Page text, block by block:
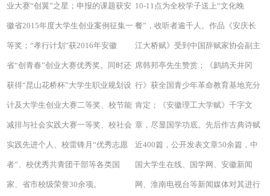
业大赛“创翼”之星；申报的课题获安
徽省2015年度大学生创业案例征集一
等奖；“孝行计划”获2016年安徽
省“创青春”创业大赛优秀奖。同时还
获得“昆山花桥杯”大学生职业规划设
计及大学生创业大赛二等奖、校节能
减排与社会实践大赛一等奖、校社会
实践先进个人、校雷锋月“优秀志愿
者”、校优秀共青团干部等各类国
家、省市校级荣誉30余项。
10-11点为全校学子送上“文化晚
餐”，收听者逾千人。作品《安庆长
江大桥赋》受到中国辞赋家协会副主
席韩邦亭先生赞赏；《鹧鸪天井冈
行》获全国青少年革命教育基地充分
肯定；《安徽理工大学赋》千字文
章，尽显国学功底。先后作古典诗赋
近400篇，公开发表文章50余篇，中
国大学生在线、国学网、安徽新闻
网、淮南电视台等新闻媒体对其进行